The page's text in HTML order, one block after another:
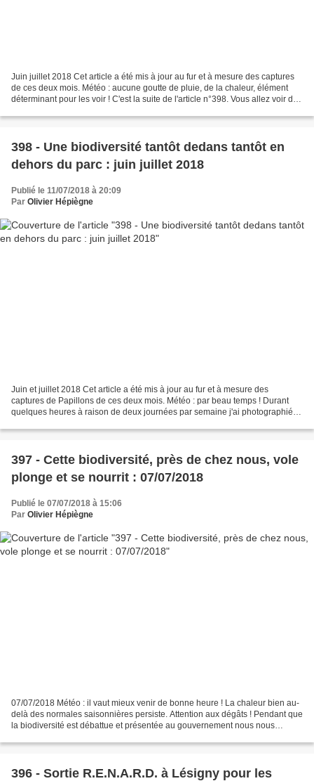
Juin juillet 2018 Cet article a été mis à jour au fur et à mesure des captures
de ces deux mois. Météo : aucune goutte de pluie, de la chaleur, élément
déterminant pour les voir ! C'est la suite de l'article n°398. Vous allez voir des
398 - Une biodiversité tantôt dedans tantôt en
dehors du parc : juin juillet 2018
Publié le 11/07/2018 à 20:09
Par Olivier Hépiègne
Juin et juillet 2018 Cet article a été mis à jour au fur et à mesure des
captures de Papillons de ces deux mois. Météo : par beau temps ! Durant
quelques heures à raison de deux journées par semaine j'ai photographié la
397 - Cette biodiversité, près de chez nous, vole
plonge et se nourrit : 07/07/2018
Publié le 07/07/2018 à 15:06
Par Olivier Hépiègne
07/07/2018 Météo : il vaut mieux venir de bonne heure ! La chaleur bien au-
delà des normales saisonnières persiste. Attention aux dégâts ! Pendant que
la biodiversité est débattue et présentée au gouvernement nous nous
396 - Sortie R.E.N.A.R.D. à Lésigny pour les